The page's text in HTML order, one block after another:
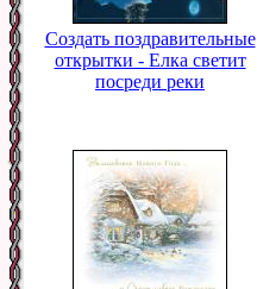
Создать поздравительные
открытки - Елка светит
посреди реки